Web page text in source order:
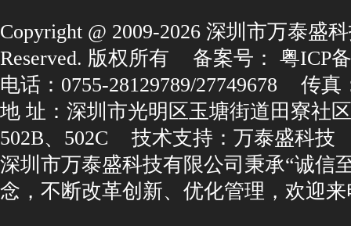
Copyright@2009-2026深圳市万泰盛
Reserved.版权所有
备案号：
粤ICP
电话：0755-28129789/27749678
传真
地址：深圳市光明区玉塘街道田寮社
502B、502C
技术支持： 万泰盛科技
深圳市万泰盛科技有限公司秉承“诚信
念，不断改革创新、优化管理，欢迎